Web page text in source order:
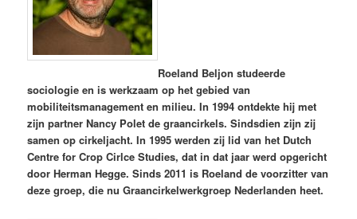
Roeland Beljon studeerde
sociologie en is werkzaam op het gebied van
mobiliteitsmanagement en milieu. In 1994 ontdekte hij met
zijn partner Nancy Polet de graancirkels. Sindsdien zijn zij
samen op cirkeljacht. In 1995 werden zij lid van het Dutch
Centre for Crop Cirlce Studies, dat in dat jaar werd opgericht
door Herman Hegge. Sinds 2011 is Roeland de voorzitter van
deze groep, die nu Graancirkelwerkgroep Nederlanden heet.